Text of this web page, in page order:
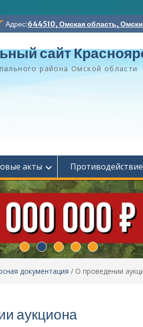
Адрес:644510, Омская область,
сайт
района Омской области
акты
документация / О проведении
аукциона